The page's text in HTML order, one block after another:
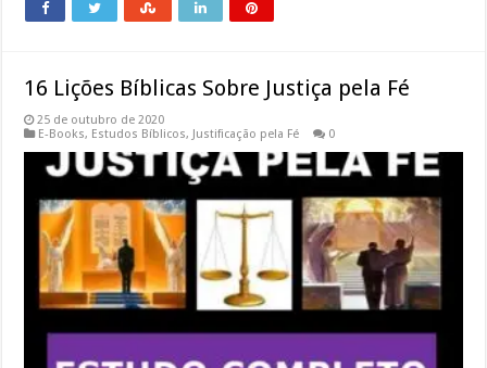
16 Lições Bíblicas Sobre Justiça pela Fé
25 de outubro de 2020
E-Books, Estudos Bíblicos, Justificação pela Fé 0